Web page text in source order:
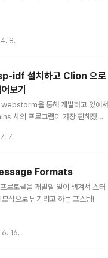
8.
idf 설치하고 Clion 으로
보기
을 통해 개발하고 있어서
사의 프로그램이 가장 편해졌다.
했는데 호환성이 생각보다 많이 나
설치 shell에서 아래의 커맨드
됨! /bin/bash -c "$(curl -fsSL htt
Homebrew/inst
7.
Formats
로토콜을 개발할 일이 생겨서 스터
식으로 남기려고 하는 포스팅!
16.